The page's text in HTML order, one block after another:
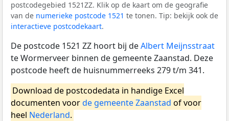
postcodegebied 1521ZZ. Klik op de kaart om de geografie
van de numerieke postcode 1521 te tonen. Tip: bekijk ook de
interactieve postcodekaart.
De postcode 1521 ZZ hoort bij deAlbert Meijnsstraat
te Wormerveer binnen de gemeente Zaanstad. Deze
postcode heeft de huisnummerreeks 279 t/m 341.
Download de postcodedata in handige Excel
documenten voorde gemeente Zaanstad of voor
heel Nederland.